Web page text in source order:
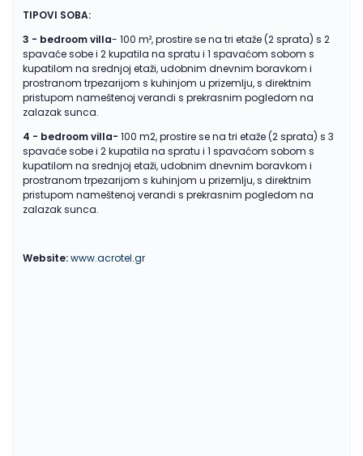
TIPOVI SOBA:
3 - bedroom villa- 100 m², prostire se na tri etaže (2 sprata) s 2
spavaće sobe i 2 kupatila na spratu i 1 spavaćom sobom s
kupatilom na srednjoj etaži, udobnim dnevnim boravkom i
prostranom trpezarijom s kuhinjom u prizemlju, s direktnim
pristupom nameštenoj verandi s prekrasnim pogledom na
zalazak sunca.
4 - bedroom villa- 100 m2, prostire se na tri etaže (2 sprata) s 3
spavaće sobe i 2 kupatila na spratu i 1 spavaćom sobom s
kupatilom na srednjoj etaži, udobnim dnevnim boravkom i
prostranom trpezarijom s kuhinjom u prizemlju, s direktnim
pristupom nameštenoj verandi s prekrasnim pogledom na
zalazak sunca.
Website:www.acrotel.gr